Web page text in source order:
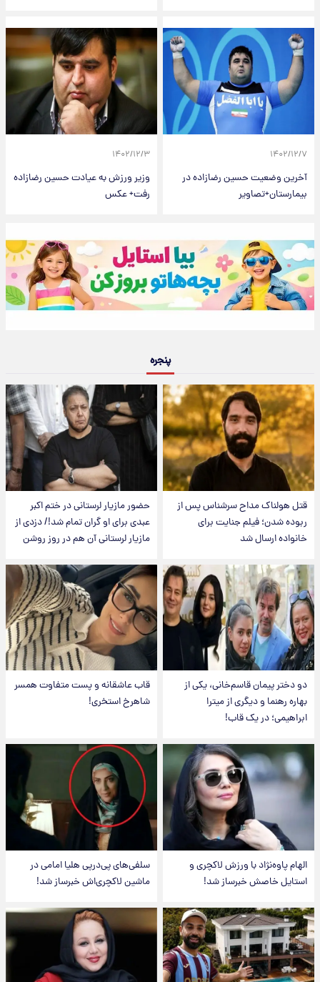
۱۴۰۲/۱۲/۷
آخرین وضعیت حسین رضازاده در
بیمارستان+تصاویر
۱۴۰۲/۱۲/۳
وزیر ورزش به عیادت حسین رضازاده
رفت+ عکس
پنجره
قتل هولناک مداح سرشناس پس از
ربوده شدن؛ فیلم جنایت برای
خانواده ارسال شد
حضور مازیار لرستانی در ختم اکبر
عبدی برای او گران تمام شد!/ دزدی از
مازیار لرستانی آن هم در روز روشن
دو دختر پیمان قاسم‌خانی، یکی از
بهاره رهنما و دیگری از میترا
ابراهیمی؛ در یک قاب!
قاب عاشقانه و پست متفاوت همسر
شاهرخ استخری!
الهام پاوه‌نژاد با ورزش لاکچری و
استایل خاصش خبرساز شد!
سلفی‌های پی‌درپی هلیا امامی در
ماشین لاکچری‌اش خبرساز شد!